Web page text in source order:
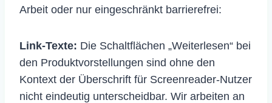
Arbeit oder nur eingeschränkt barrierefrei:
Link-Texte: Die Schaltflächen „Weiterlesen“ bei
den Produktvorstellungen sind ohne den
Kontext der Überschrift für Screenreader-Nutzer
nicht eindeutig unterscheidbar. Wir arbeiten an